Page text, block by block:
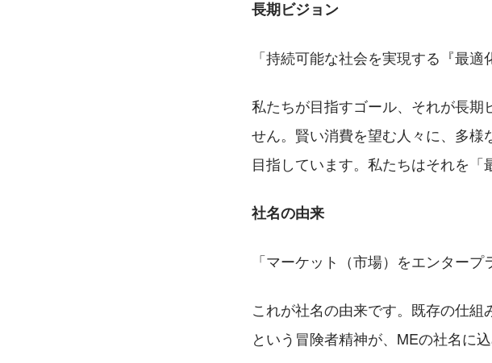
長期ビジョン
「持続可能な社会を実現する『最適
私たちが目指すゴール、それが長
せん。賢い消費を望む人々に、多
目指しています。私たちはそれを
社名の由来
「マーケット（市場）をエンタープ
これが社名の由来です。既存の仕
という冒険者精神が、MEの社名に込